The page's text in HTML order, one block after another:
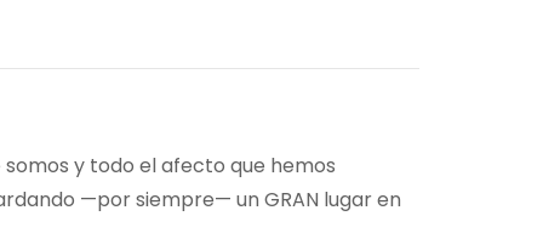
y todo el afecto que hemos
—por siempre— un GRAN lugar en